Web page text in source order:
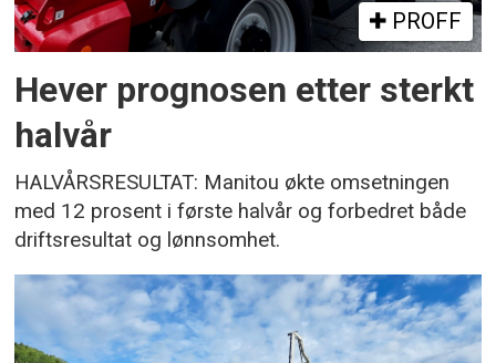
PROFF
Hever prognosen etter sterkt
halvår
HALVÅRSRESULTAT: Manitou økte omsetningen
med 12 prosent i første halvår og forbedret både
driftsresultat og lønnsomhet.